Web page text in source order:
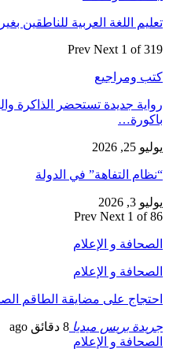
تعليم اللغة العربية للناطقين
Prev Next 1 of 319
كتب ومراجيع
رواية جديدة تستحضر الذاكرة
باكورة…
يوليو 25, 2026
“نظام التفاهة” في الدولة
يوليو 3, 2026
Prev Next 1 of 86
الصحافة و الإعلام
الصحافة و الإعلام
احتجاج على مضايقة الطاقم
جريدة بريس ميديا 8 دقائق ago
الصحافة و الإعلام